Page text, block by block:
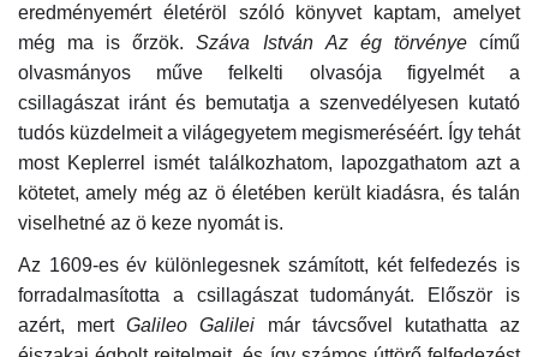
Magyar Deutsch English
eredményemért életéröl szóló könyvet kaptam, amelyet
még ma is őrzök.Száva István Az ég törvényecímű
olvasmányos műve felkelti olvasója figyelmét a
csillagászat iránt és bemutatja a szenvedélyesen kutató
tudós küzdelmeit a világegyetem megismeréséért. Így tehát
most Keplerrel ismét találkozhatom, lapozgathatom azt a
kötetet, amely még az ö életében került kiadásra, és talán
viselhetné az ö keze nyomát is.
Az 1609-es év különlegesnek számított, két felfedezés is
forradalmasította a csillagászat tudományát. Először is
azért, mertGalileo Galilei már távcsővel kutathatta az